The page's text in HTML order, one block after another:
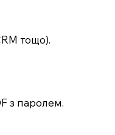
тощо).
з паролем.